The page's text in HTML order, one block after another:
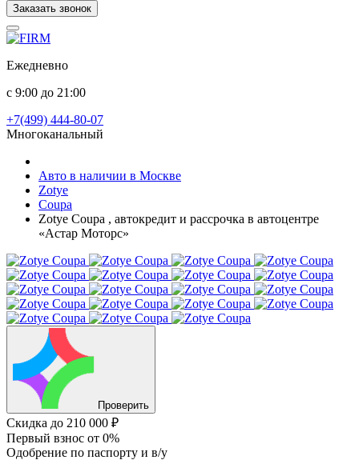
Заказать звонок
Ежедневно
с 9:00 до 21:00
+7(499) 444-80-07
Многоканальный
Авто в наличии в Москве
Zotye
Coupa
Zotye Coupa , автокредит и рассрочка в автоцентре
«Астар Моторс»
Проверить
Скидка до 210 000 ₽
Первый взнос от 0%
Одобрение по паспорту и в/у